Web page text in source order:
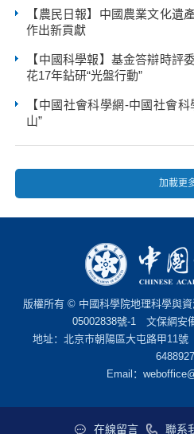
【農民日報】中國農業文化遺
作出新貢獻
【中國科學報】基金答辯時評
花17年鉆研“光盤行動”
【中國社會科學網-中國社會
山”
加載更
版權所有 © 中國科學院地理科學與
05002838號-1文保網安備
地址：北京市朝陽區大屯路甲11
Email：
在線留言 聯系